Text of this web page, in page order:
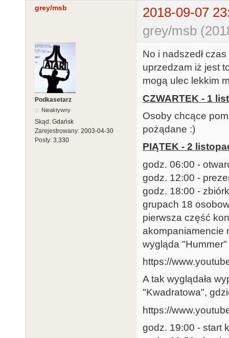
grey/msb
2018-09-07
grey/msb
Podkasetarz
Nieaktywny
Skąd: Gdańsk
Zarejestrowany: 2003-04-30
Posty: 3,330
No i nadszedł
uprzedzam iż jest
mogą ulec lekkim
CZWARTEK - 1
Osoby chcące
pożądane :)
PIĄTEK - 2
godz. 06:00 -
godz. 12:00 -
godz. 18:00 -
grupach 18
pierwsza część
akompaniamencie
wygląda
https://
A tak wyglądała
"Kwadratowa",
https://
godz. 19:00 - start